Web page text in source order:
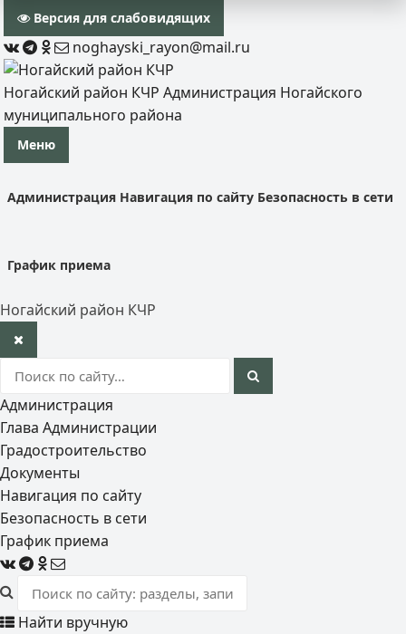
Версия для слабовидящих
noghayski_rayon@mail.ru
Ногайский район КЧР Администрация Ногайского
муниципального района
Меню
Администрация Навигация по сайту Безопасность в сети
График приема
Ногайский район КЧР
Администрация
Глава Администрации
Градостроительство
Документы
Навигация по сайту
Безопасность в сети
График приема
Найти вручную